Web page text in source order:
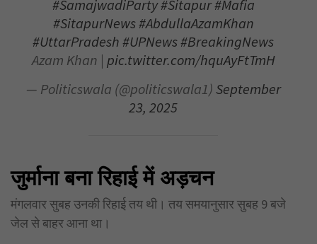
#SamajwadiParty#Sitapur#Mafia
#SitapurNews#AbdullaAzamKhan
#UttarPradesh#UPNews#BreakingNews
Azam Khan | pic.twitter.com/hquAyFtTmH
— Politicswala (@politicswala1)September
23, 2025
जुर्माना बना रिहाई में अड़चन
मंगलवार सुबह उनकी रिहाई तय थी। तय समयानुसार सुबह 9 बजे
जेल से बाहर आना था।